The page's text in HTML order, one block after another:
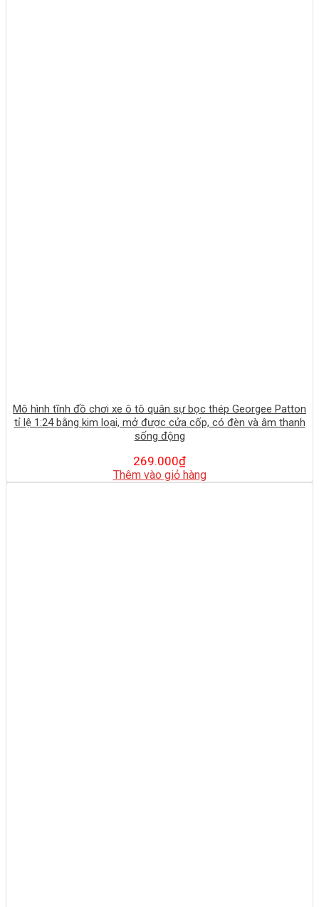
Mô hình tĩnh đồ chơi xe ô tô quân sự bọc thép Georgee Patton
tỉ lệ 1:24 bằng kim loại, mở được cửa cốp, có đèn và âm thanh
sống động
269.000₫
Thêm vào giỏ hàng